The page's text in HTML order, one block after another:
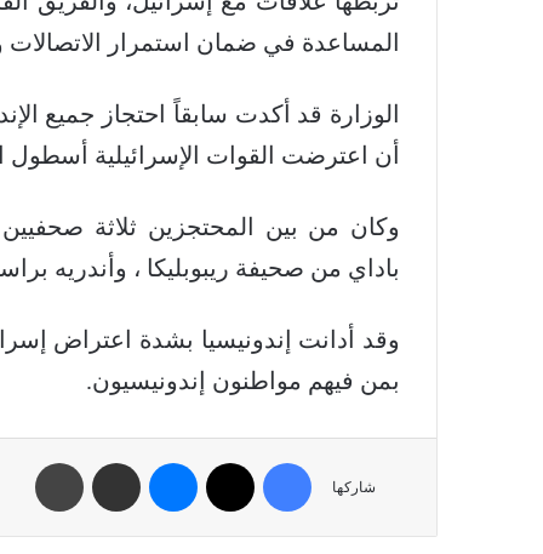
المساعدة في ضمان استمرار الاتصالات
الوزارة قد أكدت سابقاً احتجاز جميع
أن اعترضت القوات الإسرائيلية
وكان من بين المحتجزين ثلاثة صحفيين
باداي من صحيفة ريبوبليكا ، وأندريه
وقد أدانت إندونيسيا بشدة اعتراض
بمن فيهم مواطنون إندونيسيون.
شاركها